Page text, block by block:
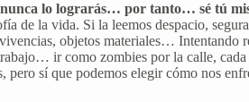
nunca lo lograrás… por tanto… sé tú
de la vida. Si la leemos despacio,
objetos materiales… Intentando
ir como zombies por la calle,
sí que podemos elegir cómo nos